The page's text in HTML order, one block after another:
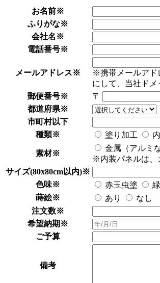
お名前※
ふりがな※
会社名 ※
電話番号※
メールアドレス※
※携帯メールアド
にして、当社ドメ
郵便番号※
〒
都道府県※
市町村以下
種類※ 塗り加工
素材※
金属（アルミ
※内装パネルは、
サイズ(80x80cm以内)※
色味※ 赤玉虫塗
蒔絵※ あり
なし
注文数※
希望納期 ※
ご予算
備考